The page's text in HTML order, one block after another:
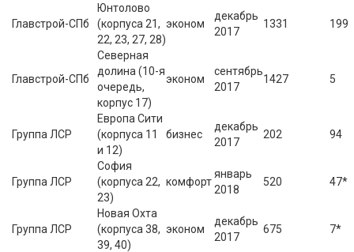
Главстрой-СПб
Юнтолово
(корпуса 21,
22, 23, 27, 28)
эконом
декабрь
2017
1331 199
Главстрой-СПб
Северная
долина (10-я
очередь,
корпус 17)
эконом
сентябрь
2017
1427 5
Группа ЛСР
Европа Сити
(корпуса 11
и 12)
бизнес
декабрь
2017
202 94
Группа ЛСР
София
(корпуса 22,
23)
комфорт
январь
2018
520 47*
Группа ЛСР
Новая Охта
(корпуса 38,
39, 40)
эконом
декабрь
2017
675 7*